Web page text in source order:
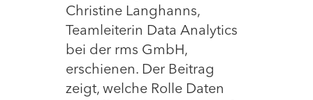
Christine Langhanns,
Teamleiterin Data Analytics
bei der rms GmbH,
erschienen. Der Beitrag
zeigt, welche Rolle Daten